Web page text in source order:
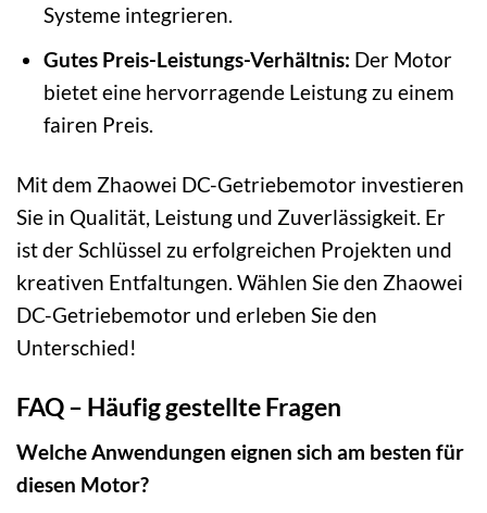
Systeme integrieren.
Gutes Preis-Leistungs-Verhältnis: Der Motor
bietet eine hervorragende Leistung zu einem
fairen Preis.
Mit dem Zhaowei DC-Getriebemotor investieren
Sie in Qualität, Leistung und Zuverlässigkeit. Er
ist der Schlüssel zu erfolgreichen Projekten und
kreativen Entfaltungen. Wählen Sie den Zhaowei
DC-Getriebemotor und erleben Sie den
Unterschied!
FAQ – Häufig gestellte Fragen
Welche Anwendungen eignen sich am besten für
diesen Motor?